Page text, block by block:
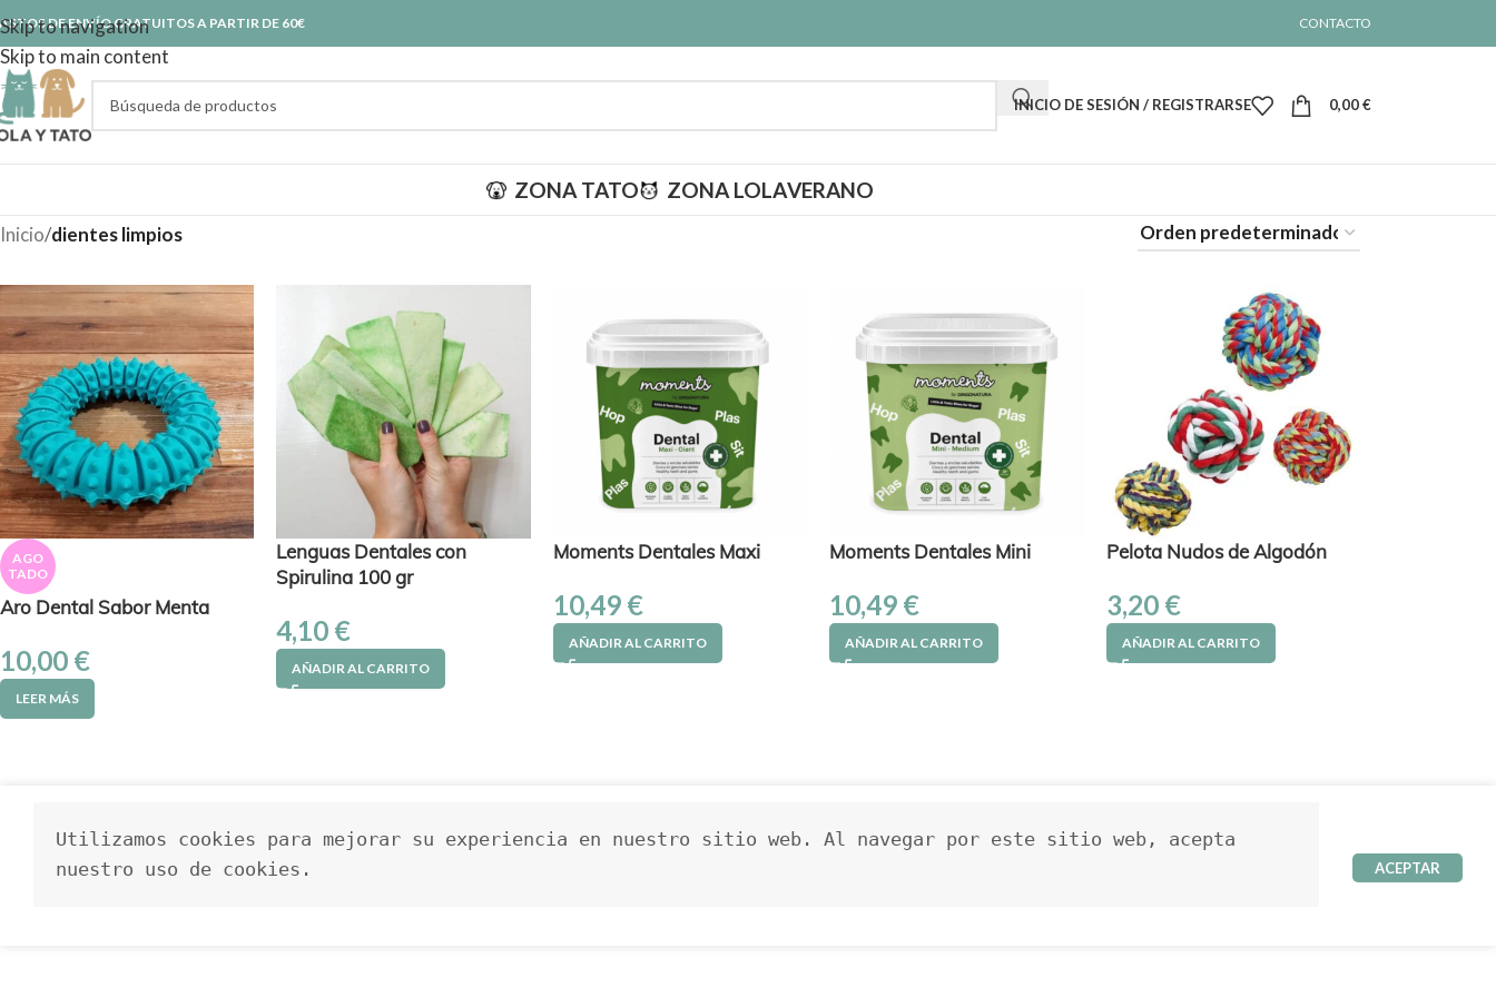
Skip to navigation
Skip to main content
DE ENVÍO GRATUITOS A PARTIR DE 60€ CONTACTO
INICIO DE SESIÓN / REGISTRARSE 0,00€
ZONA TATO ZONA LOLAVERANO
Inicio/dientes limpios
AGO
TADO
Aro Dental Sabor Menta
10,00 €
LEER MÁS
Lenguas Dentales con
Spirulina 100 gr
4,10 €
AÑADIR AL CARRITO
Moments Dentales Maxi
10,49 €
AÑADIR AL CARRITO
Moments Dentales Mini
10,49 €
AÑADIR AL CARRITO
Pelota Nudos de Algodón
3,20 €
AÑADIR AL CARRITO
Utilizamos cookies para mejorar su experiencia en nuestro sitio web. Al navegar por este sitio web, acepta
nuestro uso de cookies.
ACEPTAR